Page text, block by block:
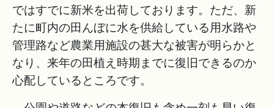
ではすでに新米を出荷しております。ただ、新
たに町内の田んぼに水を供給している用水路や
管理路など農業用施設の甚大な被害が明らかと
なり、来年の田植え時期までに復旧できるのか
心配しているところです。